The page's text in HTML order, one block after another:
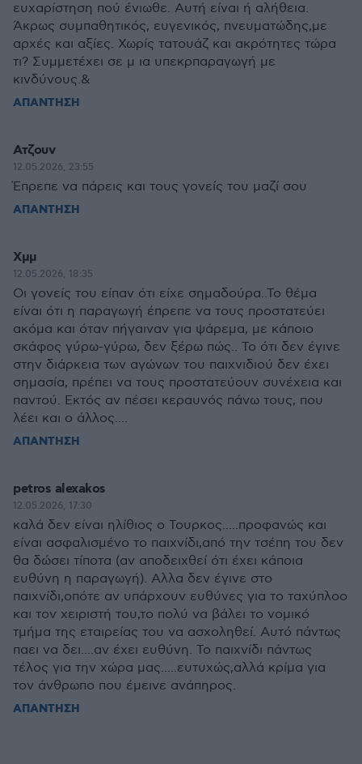
ευχαρίστηση πού ένιωθε. Αυτή είναι ή αλήθεια.
Άκρως συμπαθητικός, ευγενικός, πνευματώδης,με
αρχές και αξίες. Χωρίς τατουάζ και ακρότητες τώρα
τι? Συμμετέχει σε μ ια υπεκρπαραγωγή με
κινδύνους.&
ΑΠΑΝΤΗΣΗ
Ατζουν
12.05.2026, 23:55
Έπρεπε να πάρεις και τους γονείς του μαζί σου
ΑΠΑΝΤΗΣΗ
Χμμ
12.05.2026, 18:35
Οι γονείς του είπαν ότι είχε σημαδούρα..Το θέμα
είναι ότι η παραγωγή έπρεπε να τους προστατεύει
ακόμα και όταν πήγαιναν για ψάρεμα, με κάποιο
σκάφος γύρω-γύρω, δεν ξέρω πώς.. Το ότι δεν έγινε
στην διάρκεια των αγώνων του παιχνιδιού δεν έχει
σημασία, πρέπει να τους προστατεύουν συνέχεια και
παντού. Εκτός αν πέσει κεραυνός πάνω τους, που
λέει και ο άλλος....
ΑΠΑΝΤΗΣΗ
petros alexakos
12.05.2026, 17:30
καλά δεν είναι ηλίθιος ο Τουρκος.....προφανώς και
είναι ασφαλισμένο το παιχνίδι,από την τσέπη του δεν
θα δώσει τίποτα (αν αποδειχθεί ότι έχει κάποια
ευθύνη η παραγωγή). Αλλα δεν έγινε στο
παιχνίδι,οπότε αν υπάρχουν ευθύνες για το ταχύπλοο
και τον χειριστή του,το πολύ να βάλει το νομικό
τμήμα της εταιρείας του να ασχοληθεί. Αυτό πάντως
παει να δει....αν έχει ευθύνη. Το παιχνίδι πάντως
τέλος για την χώρα μας.....ευτυχώς,αλλά κρίμα για
τον άνθρωπο που έμεινε ανάπηρος.
ΑΠΑΝΤΗΣΗ